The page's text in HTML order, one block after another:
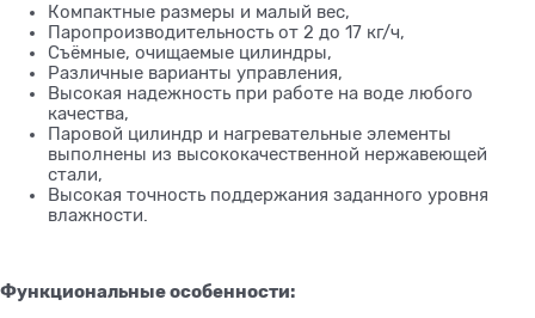
Компактные размеры и малый вес,
Паропроизводительность от 2 до 17 кг/ч,
Съёмные, очищаемые цилиндры,
Различные варианты управления,
Высокая надежность при работе на воде любого
качества,
Паровой цилиндр и нагревательные элементы
выполнены из высококачественной нержавеющей
стали,
Высокая точность поддержания заданного уровня
влажности.
Функциональные особенности: